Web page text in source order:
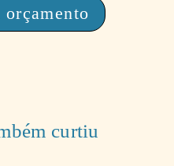
curtiu